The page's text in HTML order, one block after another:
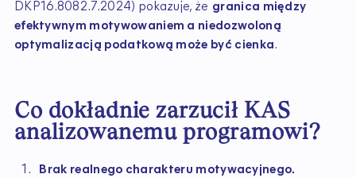
DKP16.8082.7.2024) pokazuje, że granica między
efektywnym motywowaniem a niedozwoloną
optymalizacją podatkową może być cienka.
Co dokładnie zarzucił KAS
analizowanemu programowi?
Brak realnego charakteru motywacyjnego.